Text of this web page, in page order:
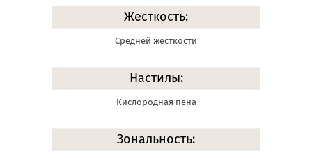
Жесткость:
Средней жесткости
Настилы:
Кислородная пена
Зональность: